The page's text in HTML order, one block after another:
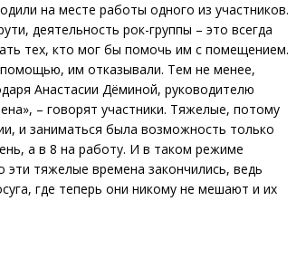
на месте работы одного из участников.
деятельность рок-группы – это всегда
тех, кто мог бы помочь им с помещением.
им отказывали. Тем не менее,
Анастасии Дёминой, руководителю
– говорят участники. Тяжелые, потому
и заниматься была возможность только
а в 8 на работу. И в таком режиме
тяжелые времена закончились, ведь
где теперь они никому не мешают и их